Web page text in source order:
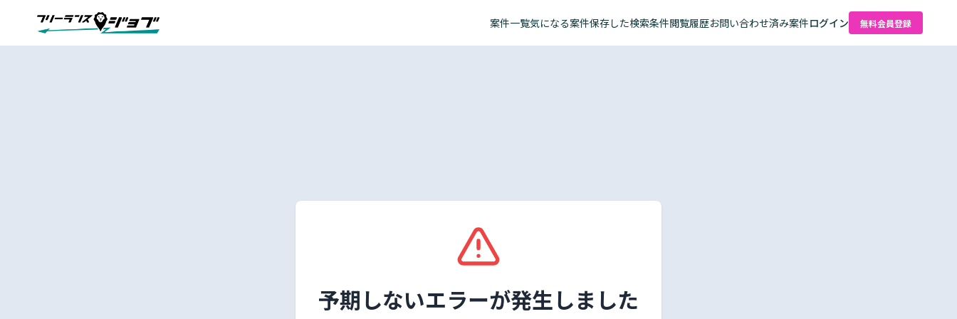
案件一覧気になる案件保存した検索条件閲覧履歴お問い合わせ済み案件ログイン 無料会員登録
予期しないエラーが発生しました